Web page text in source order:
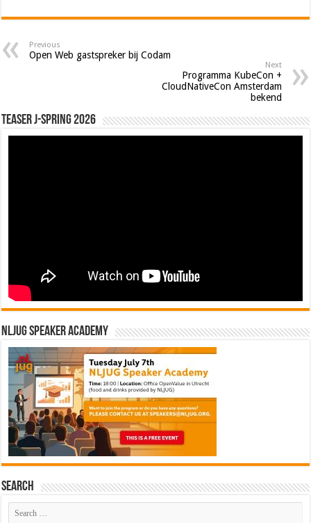
Previous
Open Web gastspreker bij Codam
Next
Programma KubeCon +
CloudNativeCon Amsterdam
bekend
Teaser J-Spring 2026
NLJUG Speaker Academy
Search